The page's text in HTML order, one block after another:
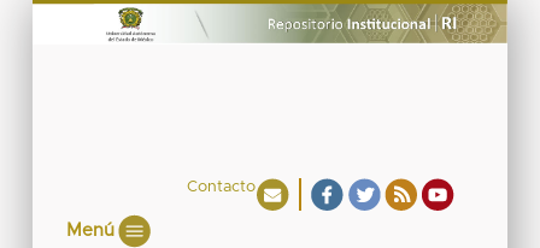
Contacto
Menú